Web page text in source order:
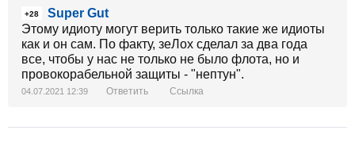
+28
Super Gut
Этому идиоту могут верить только такие же идиоты
как и он сам. По факту, зеЛох сделал за два года
все, чтобы у нас не только не было флота, но и
провокорабельной защиты - "нептун".
04.07.2021 12:39 Ответить Ссылка